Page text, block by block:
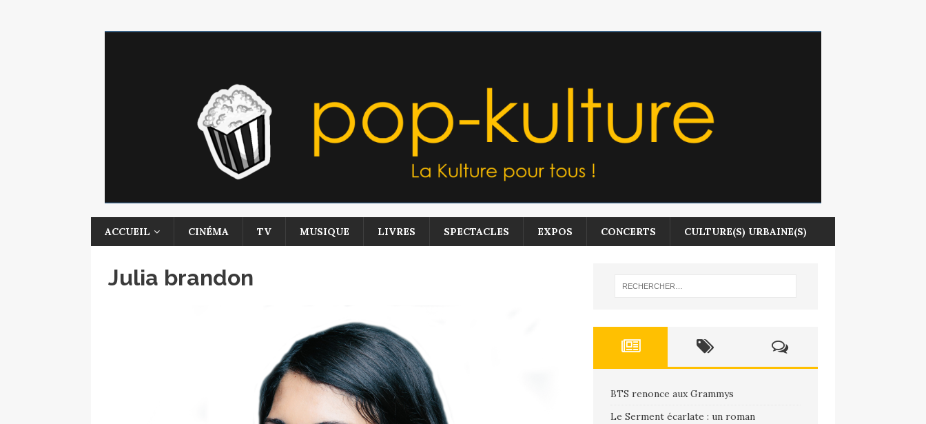
ACCUEIL CINÉMA TV MUSIQUE LIVRES SPECTACLES EXPOS CONCERTS CULTURE(S) URBAINE(S)
Julia brandon
BTS renonce aux Grammys
Le Serment écarlate : un roman